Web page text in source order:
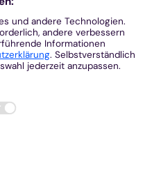
Webseiten-Erlebnis bieten.
das Funktionieren unserer
Zustimmung verwenden wir
die zur Anzeige
Youtube, Audios über
...) oder zu anonymen
Sie können selbst
Einstellungen womöglich
zum Widerruf Ihrer